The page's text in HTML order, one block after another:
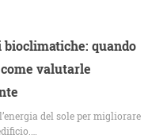
bioclimatiche: quando
valutarle
del sole per migliorare